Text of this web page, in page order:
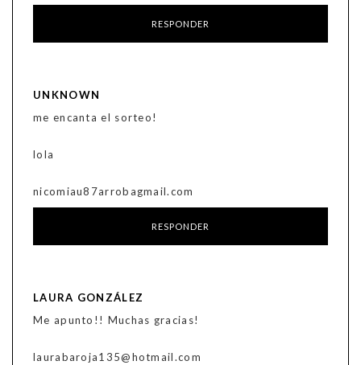
RESPONDER
UNKNOWN
me encanta el sorteo!
lola
nicomiau87arrobagmail.com
RESPONDER
LAURA GONZÁLEZ
Me apunto!! Muchas gracias!
laurabaroja135@hotmail.com